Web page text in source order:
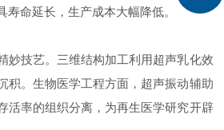
寿命延长，生产成本大幅降低。
技艺。三维结构加工利用超声乳化效
积。生物医学工程方面，超声振动辅助
活率的组织分离，为再生医学研究开辟